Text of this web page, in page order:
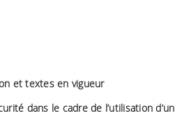
et textes en vigueur
dans le cadre de l’utilisation